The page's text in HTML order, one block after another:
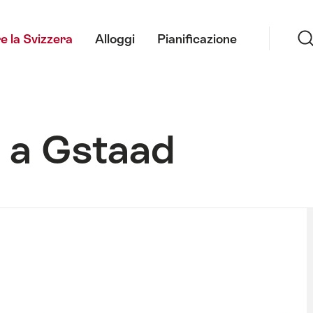
la Svizzera Alloggi Pianificazione
Gstaad